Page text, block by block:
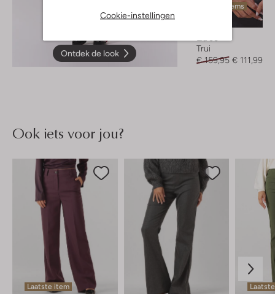
Cookie-instellingen
Ontdek de look
Laatste items
Trui
€ 159,95 € 111,99
Ook iets voor jou?
Laatste item